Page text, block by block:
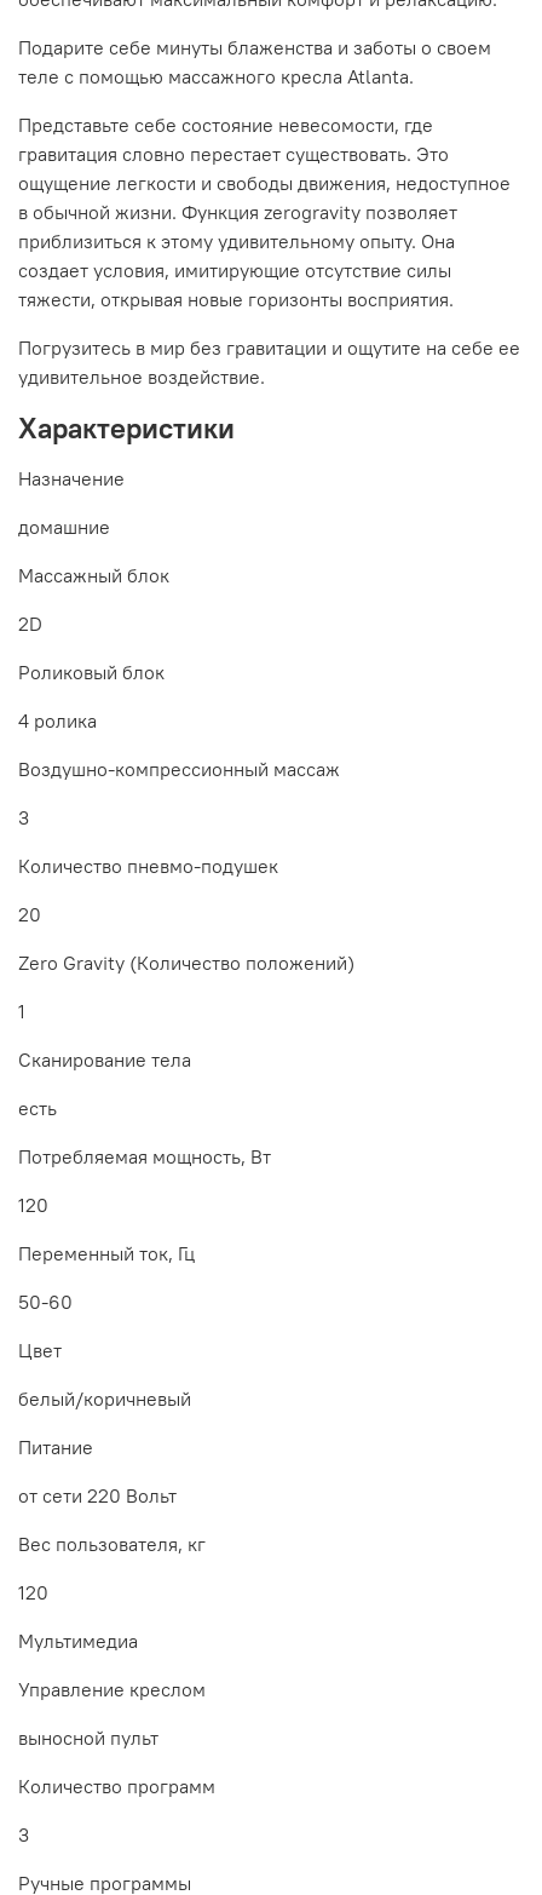
Подарите себе минуты блаженства и заботы о своем
теле с помощью массажного кресла Atlanta.
Представьте себе состояние невесомости, где
гравитация словно перестает существовать. Это
ощущение легкости и свободы движения, недоступное
в обычной жизни. Функция zerogravity позволяет
приблизиться к этому удивительному опыту. Она
создает условия, имитирующие отсутствие силы
тяжести, открывая новые горизонты восприятия.
Погрузитесь в мир без гравитации и ощутите на себе ее
удивительное воздействие.
Характеристики
Назначение
домашние
Массажный блок
2D
Роликовый блок
4 ролика
Воздушно-компрессионный массаж
3
Количество пневмо-подушек
20
Zero Gravity (Количество положений)
1
Сканирование тела
есть
Потребляемая мощность, Вт
120
Переменный ток, Гц
50-60
Цвет
белый/коричневый
Питание
от сети 220 Вольт
Вес пользователя, кг
120
Мультимедиа
Управление креслом
выносной пульт
Количество программ
3
Ручные программы